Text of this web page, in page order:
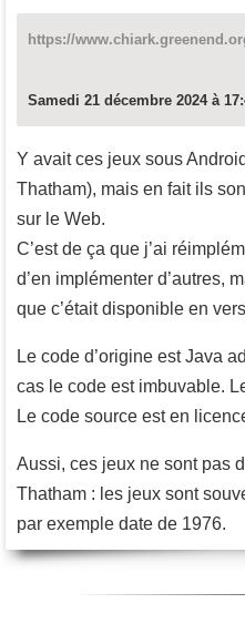
https://
Samedi 21 décembre 2024 à
Y avait ces jeux sous
Thatham), mais en fait ils
sur le Web.
C’est de ça que j’ai
d’en implémenter d’autres,
que c’était disponible en
Le code d’origine est Java
cas le code est imbuvable.
Le code source est en
Aussi, ces jeux ne sont pas
Thatham : les jeux sont
par exemple date de 1976.